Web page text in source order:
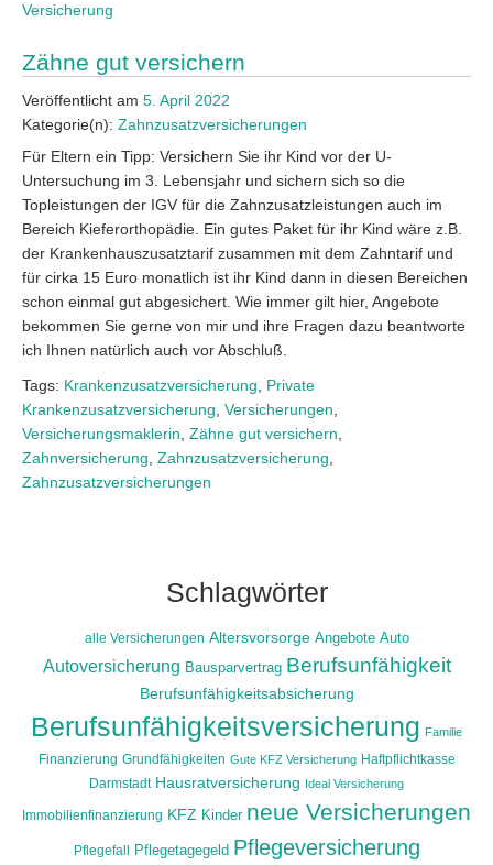
Versicherung
Zähne gut versichern
Veröffentlicht am 5. April 2022
Kategorie(n): Zahnzusatzversicherungen
Für Eltern ein Tipp: Versichern Sie ihr Kind vor der U-
Untersuchung im 3. Lebensjahr und sichern sich so die
Topleistungen der IGV für die Zahnzusatzleistungen auch im
Bereich Kieferorthopädie. Ein gutes Paket für ihr Kind wäre z.B.
der Krankenhauszusatztarif zusammen mit dem Zahntarif und
für cirka 15 Euro monatlich ist ihr Kind dann in diesen Bereichen
schon einmal gut abgesichert. Wie immer gilt hier, Angebote
bekommen Sie gerne von mir und ihre Fragen dazu beantworte
ich Ihnen natürlich auch vor Abschluß.
Tags: Krankenzusatzversicherung
Private
Krankenzusatzversicherung Versicherungen
Versicherungsmaklerin Zähne gut versichern
Zahnversicherung Zahnzusatzversicherung
Zahnzusatzversicherungen
Schlagwörter
alle Versicherungen Altersvorsorge Angebote Auto
Autoversicherung Bausparvertrag Berufsunfähigkeit
Berufsunfähigkeitsabsicherung
Berufsunfähigkeitsversicherung Familie
Finanzierung Grundfähigkeiten Gute KFZ Versicherung Haftpflichtkasse
Darmstadt Hausratversicherung Ideal Versicherung
Immobilienfinanzierung KFZ Kinder neue Versicherungen
Pflegefall Pflegetagegeld Pflegeversicherung